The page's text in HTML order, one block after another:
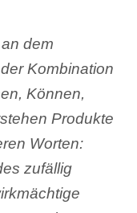
dem
Kombination
Können,
Produkte
Worten:
zufällig